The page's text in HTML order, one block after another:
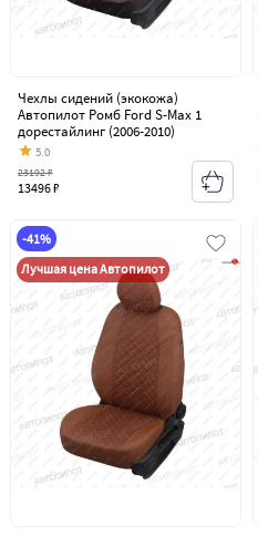
Чехлы сидений (экокожа)
Автопилот Ромб Ford S-Max 1
дорестайлинг (2006-2010)
5.0
13496 ₽
23192 ₽
-41%
Лучшая цена Автопилот